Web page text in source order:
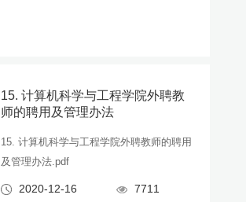
15. 计算机科学与工程学院外聘教
师的聘用及管理办法
15. 计算机科学与工程学院外聘教师的聘用
及管理办法.pdf
2020-12-16 7711